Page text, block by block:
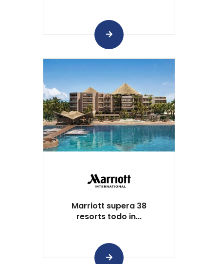
Marriott supera 38
resorts todo in...